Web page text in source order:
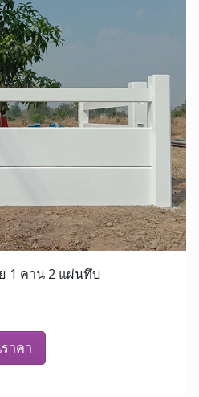
1 คาน 2 แผ่นทึบ
าคา